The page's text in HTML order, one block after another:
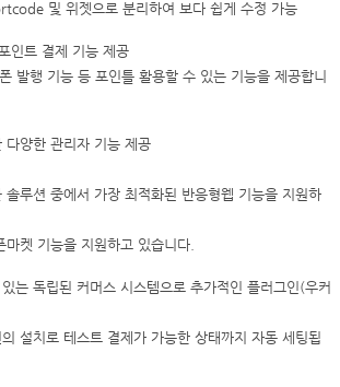
및 위젯으로 분리하여 보다 쉽게 수정 가능
인트 결제 기능 제공
발행 기능 등 포인틀 활용할 수 있는 기능을 제공합니
양한 관리자 기능 제공
루션 중에서 가장 최적화된 반응형웹 기능을 지원하
켓 기능을 지원하고 있습니다.
는 독립된 커머스 시스템으로 추가적인 플러그인(우커
설치로 테스트 결제가 가능한 상태까지 자동 세팅됩